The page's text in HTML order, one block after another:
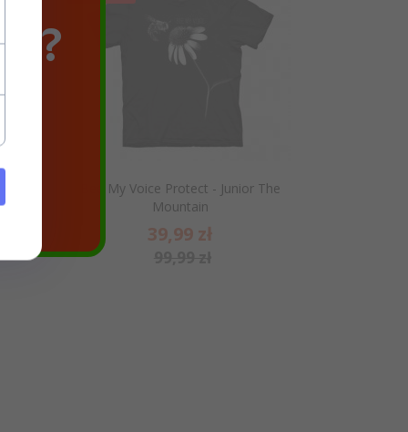
Bee My Voice Protect - Junior The
Mountain
39,99 zł